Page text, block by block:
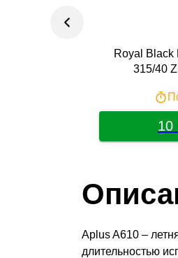
Royal Black
315/40
10
Aplus A610 –
длительностью